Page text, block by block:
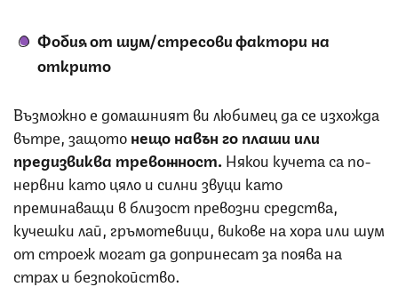
Фобия от шум/стресови фактори на
открито
Възможно е домашният ви любимец да се изхожда
вътре, защотонещо навън го плаши или
предизвиква тревожност. Някои кучета са по-
нервни като цяло и силни звуци като
преминаващи в близост превозни средства,
кучешки лай, гръмотевици, викове на хора или шум
от строеж могат да допринесат за поява на
страх и безпокойство.